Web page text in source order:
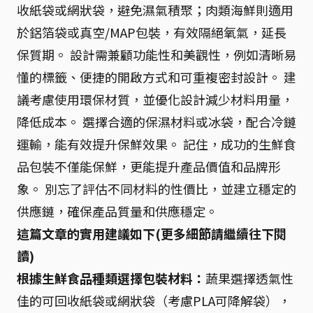
收紙袋或網狀袋，避免濕氣積聚；肉類海鮮則適用
於鋁箔袋或真空/MAP包裝，有效隔絕氧氣，延長
保質期。 設計需兼顧功能性和美觀性，例如清晰易
懂的標籤、便捷的開啟方式和可重複密封設計。 建
議考慮使用環保材質，並優化設計減少材料用量，
降低成本。 選擇合適的保濕材料或冰袋，配合冷鏈
運輸，能有效提升保鮮效果。 記住，成功的生鮮食
品包裝不僅能保鮮，更能提升產品價值和品牌形
象。 別忘了評估不同材料的性價比，並建立穩定的
供應鏈，確保產品質量和供應穩定。
這篇文章的實用建議如下(更多細節請繼續往下閱
讀)
根據生鮮食品種類選擇包裝材料： 蔬果選擇透氣性
佳的可回收紙袋或網狀袋（考慮PLA可降解袋），